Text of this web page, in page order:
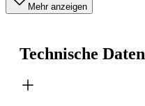
Mehr anzeigen
Technische Daten